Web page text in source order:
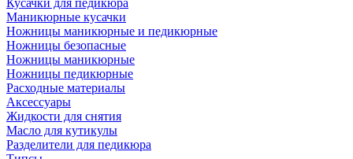
Кусачки для педикюра
Маникюрные кусачки
Ножницы маникюрные и педикюрные
Ножницы безопасные
Ножницы маникюрные
Ножницы педикюрные
Расходные материалы
Аксессуары
Жидкости для снятия
Масло для кутикулы
Разделители для педикюра